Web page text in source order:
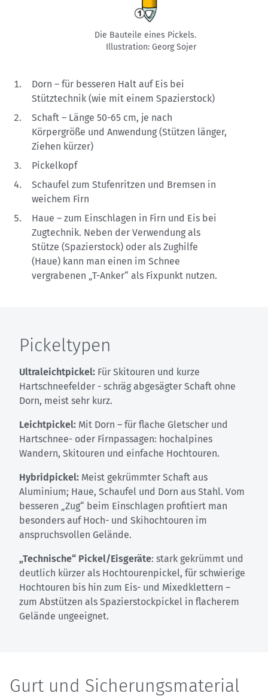
Die Bauteile eines Pickels.
Illustration: Georg Sojer
Dorn – für besseren Halt auf Eis bei
Stütztechnik (wie mit einem Spazierstock)
Schaft – Länge 50-65 cm, je nach
Körpergröße und Anwendung (Stützen länger,
Ziehen kürzer)
Pickelkopf
Schaufel zum Stufenritzen und Bremsen in
weichem Firn
Haue – zum Einschlagen in Firn und Eis bei
Zugtechnik. Neben der Verwendung als
Stütze (Spazierstock) oder als Zughilfe
(Haue) kann man einen im Schnee
vergrabenen „T-Anker“ als Fixpunkt nutzen.
Pickeltypen
Ultraleichtpickel: Für Skitouren und kurze
Hartschneefelder - schräg abgesägter Schaft ohne
Dorn, meist sehr kurz.
Leichtpickel: Mit Dorn – für flache Gletscher und
Hartschnee- oder Firnpassagen: hochalpines
Wandern, Skitouren und einfache Hochtouren.
Hybridpickel: Meist gekrümmter Schaft aus
Aluminium; Haue, Schaufel und Dorn aus Stahl. Vom
besseren „Zug“ beim Einschlagen profitiert man
besonders auf Hoch- und Skihochtouren im
anspruchsvollen Gelände.
„Technische“ Pickel/Eisgeräte: stark gekrümmt und
deutlich kürzer als Hochtourenpickel, für schwierige
Hochtouren bis hin zum Eis- und Mixedklettern –
zum Abstützen als Spazierstockpickel in flacherem
Gelände ungeeignet.
Gurt und Sicherungsmaterial